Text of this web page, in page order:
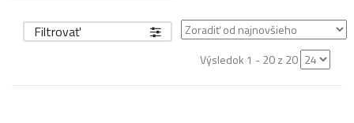
Filtrovať
Výsledok 1 - 20 z 20